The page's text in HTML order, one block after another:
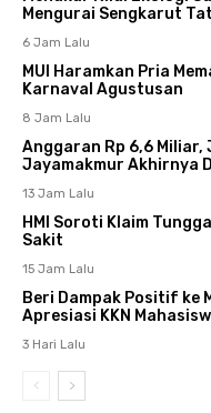
Mengurai Sengkarut
6 Jam Lalu
MUI Haramkan Pria
Karnaval Agustusan
8 Jam Lalu
Anggaran Rp 6,6
Jayamakmur Akhirnya
13 Jam Lalu
HMI Soroti Klaim
Sakit
15 Jam Lalu
Beri Dampak Positif ke
Apresiasi KKN
3 Hari Lalu